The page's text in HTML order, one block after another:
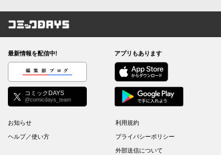
コミックDAYS
最新情報を配信中!
編集部ブログ
コミックDAYS
@comicdays_team
アプリもあります
お知らせ
ヘルプ／使い方
利用規約
プライバシーポリシー
外部送信について